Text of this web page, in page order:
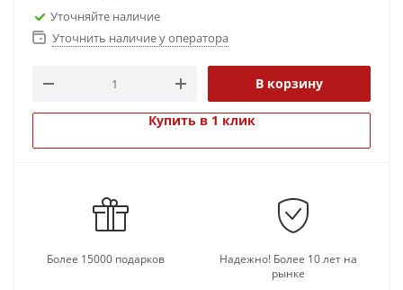
лад, дарит оптимизм и уверенность. Также
хризопраз развивает адаптационные навыки,
символом счастья – известно, например, что его
брал с собой в сражения сам Александр
Уточняйте наличие
Уточнить наличие у оператора
В корзину
Купить в 1 клик
Более 15000 подарков
Надежно! Более 10 лет на
рынке